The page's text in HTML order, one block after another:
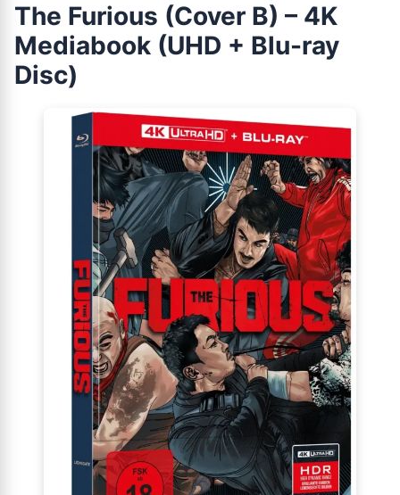
The Furious (Cover B) – 4K
Mediabook (UHD + Blu-ray
Disc)